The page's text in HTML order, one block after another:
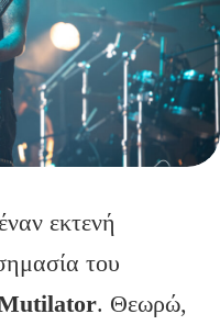
εκτενή
του
. Θεωρώ,